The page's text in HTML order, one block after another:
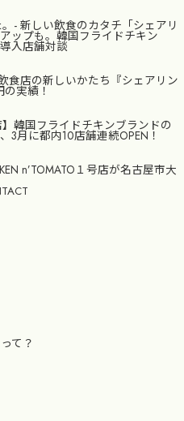
- 新しい飲食のカタチ「シェアリ
ップも。韓国フライドチキン
導入店舗対談
食店の新しいかたち『シェアリン
実績！
韓国フライドチキンブランドの
3月に都内10店舗連続OPEN！
n’TOMATO１号店が名古屋市大
て？